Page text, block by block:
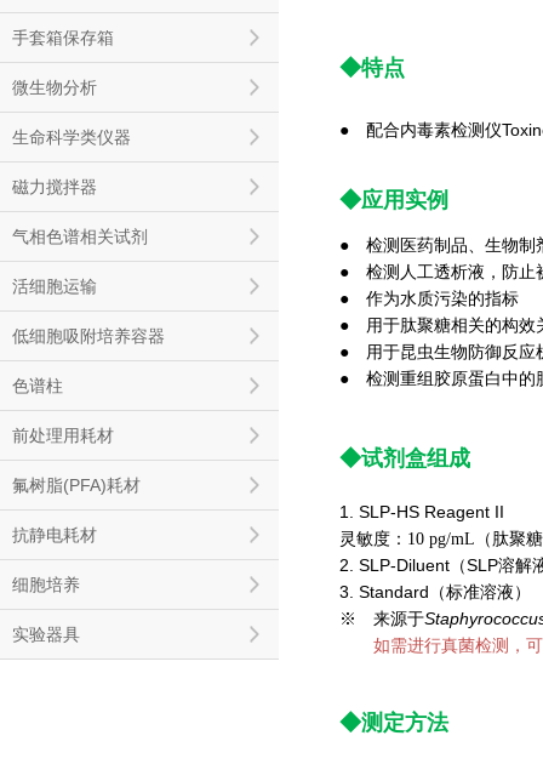
手套箱保存箱
微生物分析
生命科学类仪器
磁力搅拌器
气相色谱相关试剂
活细胞运输
低细胞吸附培养容器
色谱柱
前处理用耗材
氟树脂(PFA)耗材
抗静电耗材
细胞培养
实验器具
◆特点
● 配合内毒素检测仪
◆应用实例
● 检测医药制品、生物制
● 检测人工透析液，防止
● 作为水质污染的指标
● 用于肽聚糖相关的构效
● 用于昆虫生物防御反应
● 检测重组胶原蛋白中的
◆试剂盒组成
1. SLP-HS Reagent
灵敏度：10 pg/mL（肽聚
2. SLP-Diluent（SLP溶
3. Standard（标准溶
※ 来源于
如需进行真菌检测，
◆测定方法